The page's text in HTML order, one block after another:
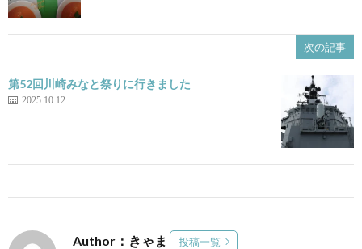
次の記事
第52回川崎みなと祭りに行きました
2025.10.12
Author：きゃま 投稿一覧